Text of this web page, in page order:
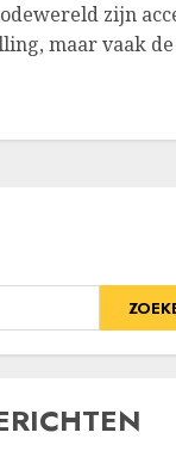
zijn
maar vaak